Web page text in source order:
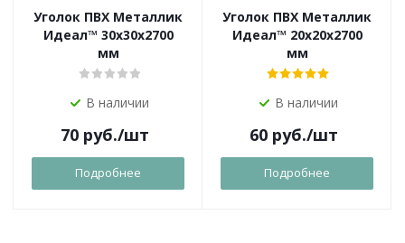
Уголок ПВХ Металлик
Идеал™ 30х30х2700
мм
В наличии
70 руб./шт
Подробнее
Уголок ПВХ Металлик
Идеал™ 20х20х2700
мм
В наличии
60 руб./шт
Подробнее